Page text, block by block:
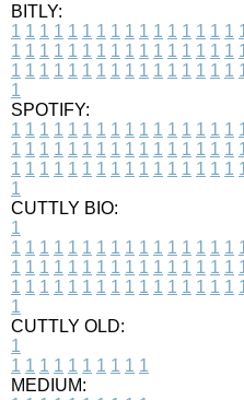
BITLY:
1 1 1 1 1 1 1 1 1 1 1 1 1 1 1 1
1 1 1 1 1 1 1 1 1 1 1 1 1 1 1 1
1 1 1 1 1 1 1 1 1 1 1 1 1 1 1 1
1
SPOTIFY:
1 1 1 1 1 1 1 1 1 1 1 1 1 1 1 1
1 1 1 1 1 1 1 1 1 1 1 1 1 1 1 1
1 1 1 1 1 1 1 1 1 1 1 1 1 1 1 1
1
CUTTLY BIO:
1
1 1 1 1 1 1 1 1 1 1 1 1 1 1 1 1
1 1 1 1 1 1 1 1 1 1 1 1 1 1 1 1
1 1 1 1 1 1 1 1 1 1 1 1 1 1 1 1
1
CUTTLY OLD:
1
1 1 1 1 1 1 1 1 1 1
MEDIUM: